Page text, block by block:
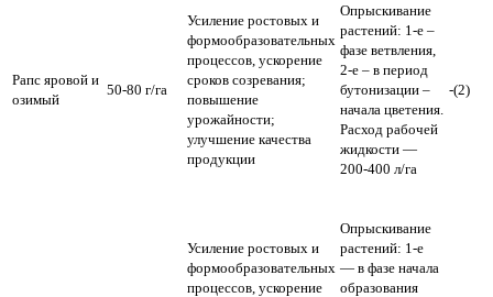
Рапс яровой и
озимый
50-80 г/га
Усиление ростовых и
формообразовательных
процессов, ускорение
сроков созревания;
повышение
урожайности;
улучшение качества
продукции
Опрыскивание
растений: 1-е –
фазе ветвления,
2-е – в период
бутонизации –
начала цветения.
Расход рабочей
жидкости —
200-400 л/га
-(2)
Усиление ростовых и
формообразовательных
процессов, ускорение
Опрыскивание
растений: 1-е
— в фазе начала
образования